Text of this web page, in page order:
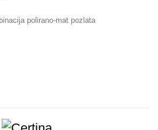
polirano-mat pozlata